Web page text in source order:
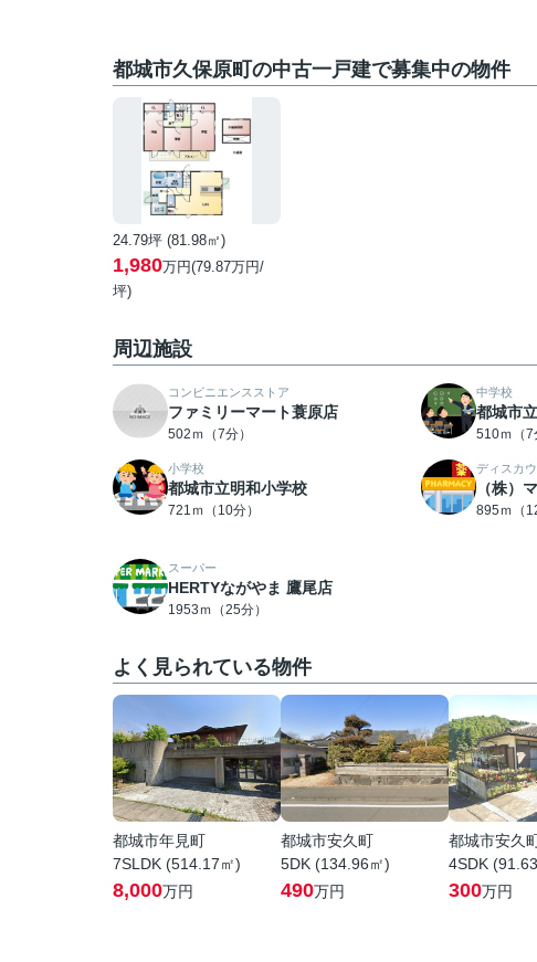
都城市久保原町の中古一戸建で募集中の物件
24.79坪 (81.98㎡)
1,980万円(79.87万円/
坪)
周辺施設
コンビニエンスストア
ファミリーマート蓑原店
502ｍ（7分）
中学校
都城市
510ｍ（7
小学校
都城市立明和小学校
721ｍ（10分）
ディスカ
（株）
895ｍ（
スーパー
HERTYながやま 鷹尾店
1953ｍ（25分）
よく見られている物件
都城市年見町
7SLDK (514.17㎡)
8,000万円
都城市安久町
5DK (134.96㎡)
490万円
都城市安久
4SDK
300万円